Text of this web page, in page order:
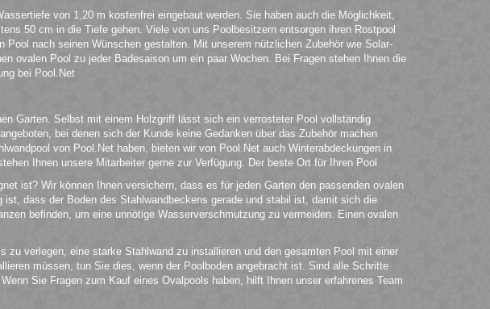
von 1,20 m kostenfrei eingebaut werden. Sie haben auch die Möglichkeit,
50 cm in die Tiefe gehen. Viele von uns Poolbesitzern entsorgen ihren Rostpool
nach seinen Wünschen gestalten. Mit unserem nützlichen Zubehör wie Solar-
ovalen Pool zu jeder Badesaison um ein paar Wochen. Bei Fragen stehen Ihnen die
bei Pool.Net
Garten. Selbst mit einem Holzgriff lässt sich ein verrosteter Pool vollständig
bei denen sich der Kunde keine Gedanken über das Zubehör machen
von Pool.Net haben, bieten wir von Pool.Net auch Winterabdeckungen in
Ihnen unsere Mitarbeiter gerne zur Verfügung. Der beste Ort für Ihren Pool
ist? Wir können Ihnen versichern, dass es für jeden Garten den passenden ovalen
dass der Boden des Stahlwandbeckens gerade und stabil ist, damit sich die
befinden, um eine unnötige Wasserverschmutzung zu vermeiden. Einen ovalen
verlegen, eine starke Stahlwand zu installieren und den gesamten Pool mit einer
müssen, tun Sie dies, wenn der Poolboden angebracht ist. Sind alle Schritte
Sie Fragen zum Kauf eines Ovalpools haben, hilft Ihnen unser erfahrenes Team